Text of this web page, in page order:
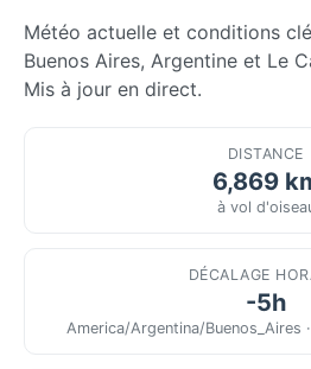
Météo actuelle et conditions
Buenos Aires, Argentine et Le
Mis à jour en direct.
DISTANCE
6,869
à vol
DÉCALAGE
-5h
America/Argentina/Buenos_Aires